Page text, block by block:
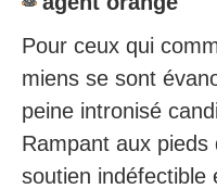
Pour ceux qui
miens se sont
peine intronisé
Rampant aux
soutien indéfectible